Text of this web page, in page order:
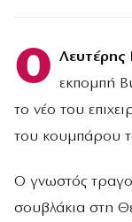
Ο Λευτέρης
εκπομπή
το νέο του
του κουμπάρου
Ο γνωστός
σουβλάκια στη